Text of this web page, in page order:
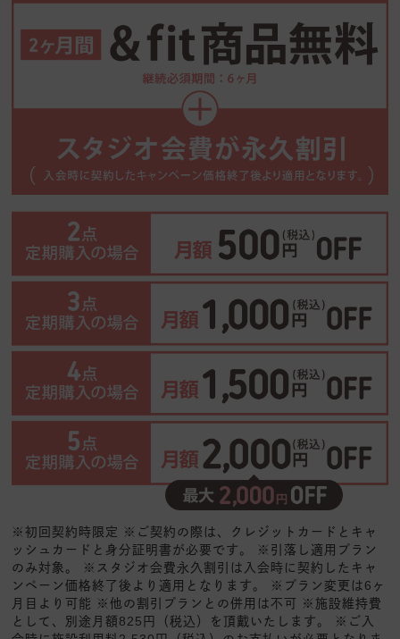
※初回契約時限定 ※ご契約の際は、クレジットカードとキャ
ッシュカードと身分証明書が必要です。 ※引落し適用プラン
のみ対象。 ※スタジオ会費永久割引は入会時に契約したキャ
ンペーン価格終了後より適用となります。 ※プラン変更は6ヶ
月目より可能 ※他の割引プランとの併用は不可 ※施設維持費
として、別途月額825円（税込）を頂戴いたします。 ※ご入